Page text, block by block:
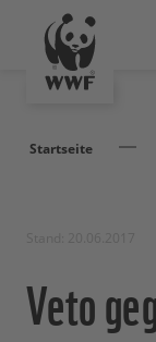
Startseite
Veto